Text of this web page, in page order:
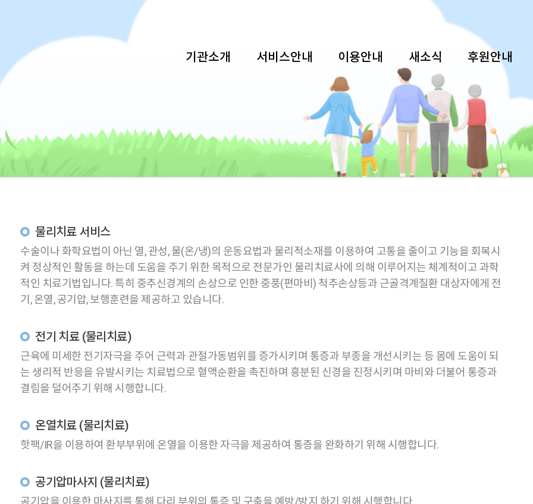
기관소개 서비스안내 이용안내 새소식 후원안내
물리치료 서비스
수술이나 화학요법이 아닌 열, 관성, 물(온/냉)의 운동요법과 물리적소재를 이용하여 고통을 줄이고 기능을 회복시
켜 정상적인 활동을 하는데 도움을 주기 위한 목적으로 전문가인 물리치료사에 의해 이루어지는 체계적이고 과학
적인 치료기법입니다. 특히 중추신경계의 손상으로 인한 중풍(편마비) 척추손상등과 근골격계질환 대상자에게 전
기, 온열, 공기압, 보행훈련을 제공하고 있습니다.
전기 치료 (물리치료)
근육에 미세한 전기자극을 주어 근력과 관절가동범위를 증가시키며 통증과 부종을 개선시키는 등 몸에 도움이 되
는 생리적 반응을 유발시키는 치료법으로 혈액순환을 촉진하며 흥분된 신경을 진정시키며 마비와 더불어 통증과
결림을 덜어주기 위해 시행합니다.
온열치료 (물리치료)
핫팩/IR을 이용하여 환부부위에 온열을 이용한 자극을 제공하여 통증을 완화하기 위해 시행합니다.
공기압마사지 (물리치료)
공기압을 이용한 마사지를 통해 다리 부위의 통증 및 구축을 예방/방지 하기 위해 시행합니다.